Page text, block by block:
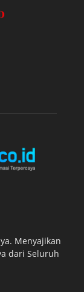
Menyajikan
dari Seluruh